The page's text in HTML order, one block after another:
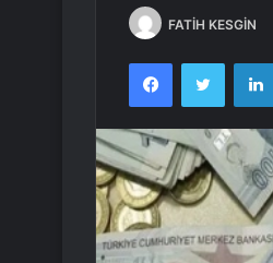
FATİH KESGİN
FacebookTwitter